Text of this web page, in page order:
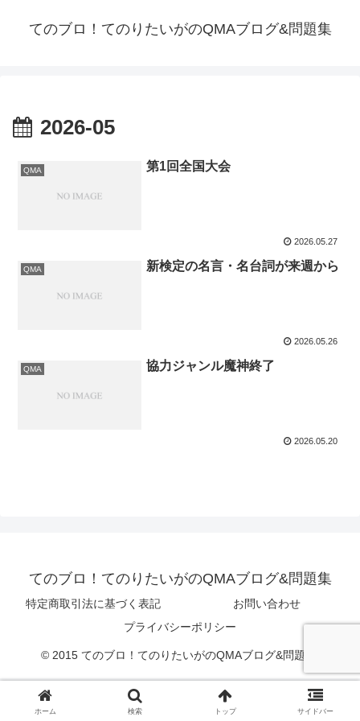
てのブロ！てのりたいがのQMAブログ&問題集
2026-05
QMA 第1回全国大会
2026.05.27
QMA 新検定の名言・名台詞が来週から
2026.05.26
QMA 協力ジャンル魔神終了
2026.05.20
てのブロ！てのりたいがのQMAブログ&問題集
特定商取引法に基づく表記
お問い合わせ
プライバシーポリシー
© 2015 てのブロ！てのりたいがのQMAブログ&問題集.
ホーム 検索 トップ サイドバー